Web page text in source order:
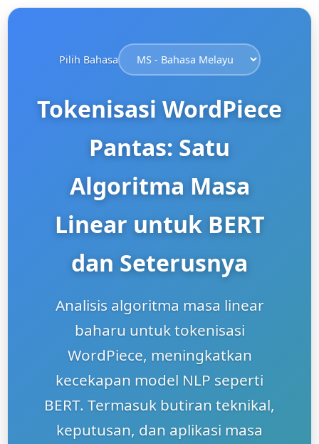
Pilih Bahasa
Tokenisasi WordPiece
Pantas: Satu
Algoritma Masa
Linear untuk BERT
dan Seterusnya
Analisis algoritma masa linear
baharu untuk tokenisasi
WordPiece, meningkatkan
kecekapan model NLP seperti
BERT. Termasuk butiran teknikal,
keputusan, dan aplikasi masa